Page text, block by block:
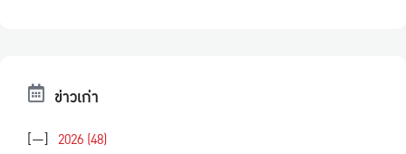
ข่าวเก่า
[—] 2026 (48)